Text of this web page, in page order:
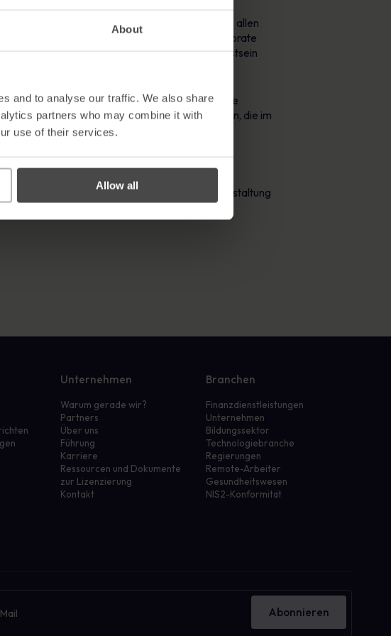
About
and to analyse our traffic. We also share
partners who may combine it with
use of their services.
Allow all
Officers und Chief Legal Officers aus allen
Diskussionen und Einzelgespräche. Die Corporate
für Cybersicherheit und Compliance-Bewusstsein
Datenschutzkultur im Unternehmen“. Diese
um die Einhaltung der GDPR zu erreichen, die im
einen Einblick geben wird, was GDPR für
aufbaut.
über unsere Teilnahme an dieser Veranstaltung
Unternehmen
Warum gerade wir?
Partners
Über uns
Führung
Karriere
Ressourcen und Dokumente
zur Lizenzierung
Kontakt
Branchen
Finanzdienstleistungen
Unternehmen
Bildungssektor
Technologiebranche
Regierungen
Remote-Arbeiter
Gesundheitswesen
NIS2-Konformität
Abonnieren